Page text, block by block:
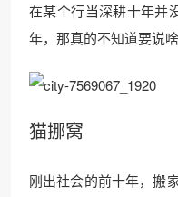
在某个行当深耕十年并
年，那真的不知道要说啥
猫挪窝
刚出社会的前十年，搬